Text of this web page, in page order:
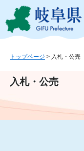
ジ
ュ
文
トップページ > 入札・公売
入札・公売